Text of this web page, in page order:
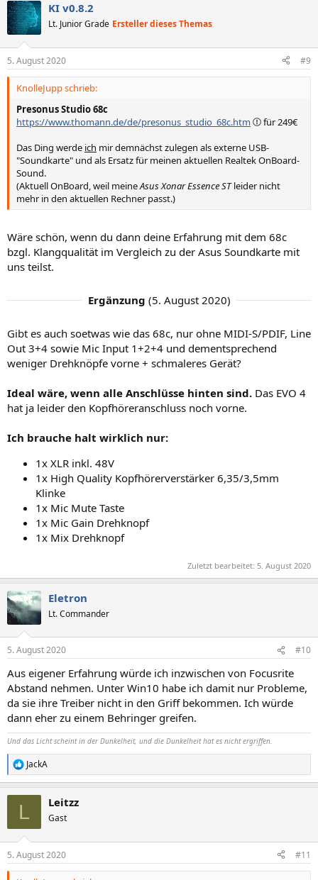
k
t
i
e
n
KI v0.8.2
Lt. Junior Grade Ersteller dieses Themas
5. August 2020 #9
KnolleJupp schrieb:
Presonus Studio 68c
https://www.thomann.de/de/presonus_studio_68c.htm
für 249€
Das Ding werde ich mir demnächst zulegen als externe USB-
"Soundkarte" und als Ersatz für meinen aktuellen Realtek OnBoard-
Sound.
(Aktuell OnBoard, weil meineAsus Xonar Essence STleider nicht
mehr in den aktuellen Rechner passt.)
Wäre schön, wenn du dann deine Erfahrung mit dem 68c
bzgl. Klangqualität im Vergleich zu der Asus Soundkarte mit
uns teilst.
Ergänzung (5. August 2020)
Gibt es auch soetwas wie das 68c, nur ohne MIDI-S/PDIF, Line
Out 3+4 sowie Mic Input 1+2+4 und dementsprechend
weniger Drehknöpfe vorne + schmaleres Gerät?
Ideal wäre, wenn alle Anschlüsse hinten sind. Das EVO 4
hat ja leider den Kopfhöreranschluss noch vorne.
Ich brauche halt wirklich nur:
1x XLR inkl. 48V
1x High Quality Kopfhörerverstärker 6,35/3,5mm
Klinke
1x Mic Mute Taste
1x Mic Gain Drehknopf
1x Mix Drehknopf
Zuletzt bearbeitet: 5. August 2020
Eletron
Lt. Commander
5. August 2020 #10
Aus eigener Erfahrung würde ich inzwischen von Focusrite
Abstand nehmen. Unter Win10 habe ich damit nur Probleme,
da sie ihre Treiber nicht in den Griff bekommen. Ich würde
dann eher zu einem Behringer greifen.
Und das Licht scheint in der Dunkelheit, und die Dunkelheit hat es nicht ergriffen.
R
e
e
n
JackA
L Leitzz
Gast
5. August 2020 #11